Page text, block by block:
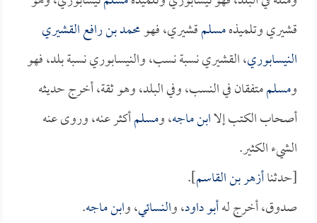
قشيري وتلميذهمسلمقشيري، فهومحمد بن رافع القشيري
النيسابوري، القشيري نسبة نسب، والنيسابوري نسبة بلد، فهو
ومسلممتفقان في النسب، وفي البلد، وهو ثقة، أخرج حديثه
أصحاب الكتب إلاابن ماجه، ومسلمأكثر عنه، وروى عنه
الشيء الكثير.
[حدثناأزهر بن القاسم].
صدوق، أخرج لهأبو داود، والنسائي، وابن ماجه.